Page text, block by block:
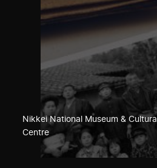
Nikkei National Museum & Cultural
Centre